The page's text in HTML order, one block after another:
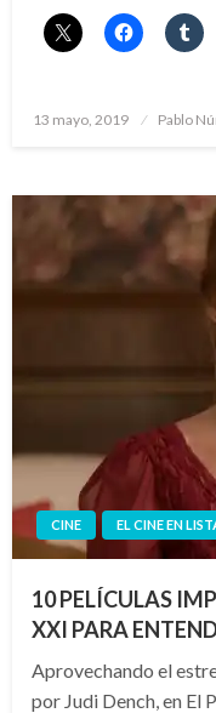
Publicado
13 mayo, 2019 Pablo
CINE EL CINE EN
10 PELÍCULAS
XXI PARA
Aprovechando el
por Judi Dench, en El